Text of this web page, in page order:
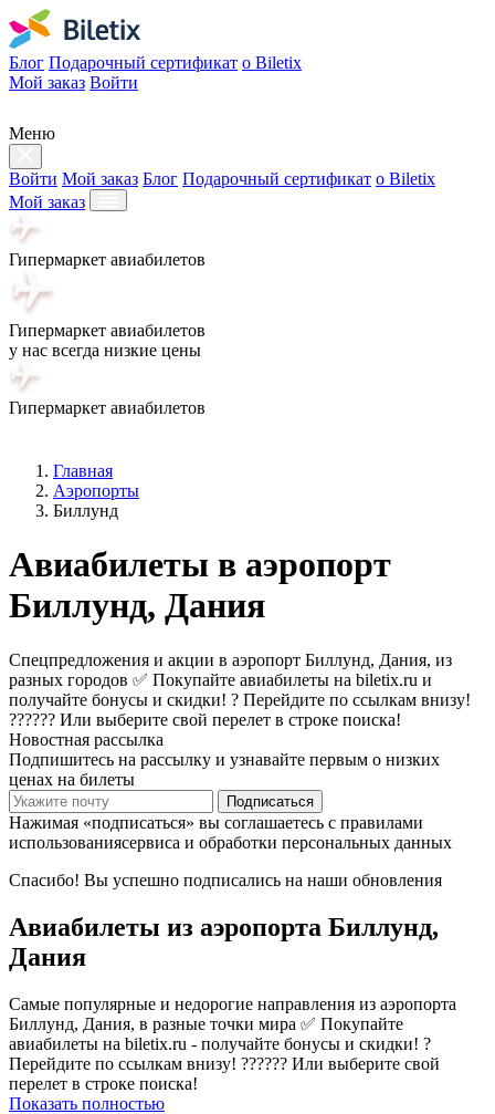
Блог Подарочный сертификат о Biletix
Мой заказ Войти
Меню
Войти Мой заказ Блог Подарочный сертификат о Biletix
Мой заказ
Гипермаркет авиабилетов
Гипермаркет авиабилетов
у нас всегда низкие цены
Гипермаркет авиабилетов
Главная
Аэропорты
Биллунд
Авиабилеты в аэропорт
Биллунд, Дания
Спецпредложения и акции в аэропорт Биллунд, Дания, из
разных городов ✅ Покупайте авиабилеты на biletix.ru и
получайте бонусы и скидки! ? Перейдите по ссылкам внизу!
?????? Или выберите свой перелет в строке поиска!
Новостная рассылка
Подпишитесь на рассылку и узнавайте первым о низких
ценах на билеты
Подписаться
Нажимая «подписаться» вы соглашаетесь с правилами
использованиясервиса и обработки персональных данных
Спасибо! Вы успешно подписались на наши обновления
Авиабилеты из аэропорта Биллунд,
Дания
Самые популярные и недорогие направления из аэропорта
Биллунд, Дания, в разные точки мира ✅ Покупайте
авиабилеты на biletix.ru - получайте бонусы и скидки! ?
Перейдите по ссылкам внизу! ?????? Или выберите свой
перелет в строке поиска!
Показать полностью